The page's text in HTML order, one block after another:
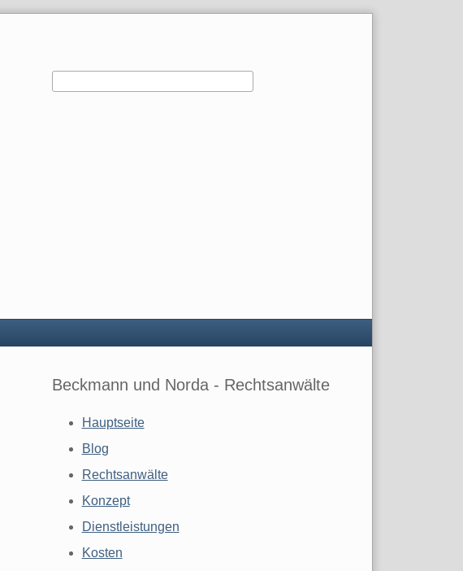
Beckmann und Norda - Rechtsanwälte
Hauptseite
Blog
Rechtsanwälte
Konzept
Dienstleistungen
Kosten